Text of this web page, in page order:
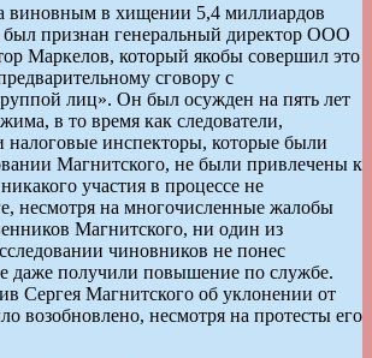
виновным в хищении 5,4 миллиардов
был признан генеральный директор ООО
Маркелов, который якобы совершил это
сговору с
лиц». Он был осужден на пять лет
в то время как следователи,
налоговые инспекторы, которые были
Магнитского, не были привлечены к
участия в процессе не
несмотря на многочисленные жалобы
Магнитского, ни один из
чиновников не понес
даже получили повышение по службе.
Сергея Магнитского об уклонении от
возобновлено, несмотря на протесты его